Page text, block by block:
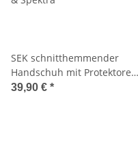
SEK schnitthemmender
Handschuh mit Protektoren
& Spektra
39,90 € *